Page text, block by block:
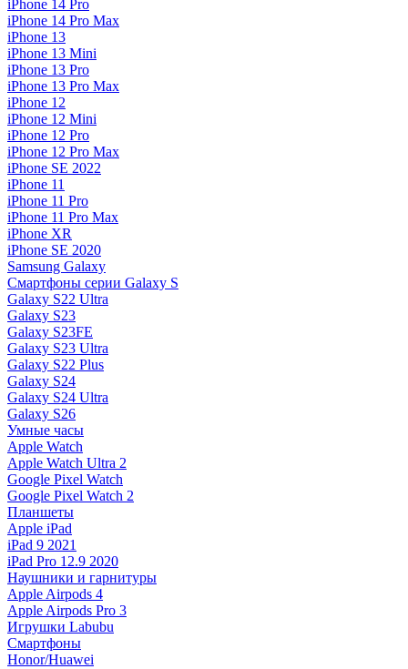
iPhone 14 Pro
iPhone 14 Pro Max
iPhone 13
iPhone 13 Mini
iPhone 13 Pro
iPhone 13 Pro Max
iPhone 12
iPhone 12 Mini
iPhone 12 Pro
iPhone 12 Pro Max
iPhone SE 2022
iPhone 11
iPhone 11 Pro
iPhone 11 Pro Max
iPhone XR
iPhone SE 2020
Samsung Galaxy
Смартфоны серии Galaxy S
Galaxy S22 Ultra
Galaxy S23
Galaxy S23FE
Galaxy S23 Ultra
Galaxy S22 Plus
Galaxy S24
Galaxy S24 Ultra
Galaxy S26
Умные часы
Apple Watch
Apple Watch Ultra 2
Google Pixel Watch
Google Pixel Watch 2
Планшеты
Apple iPad
iPad 9 2021
iPad Pro 12.9 2020
Наушники и гарнитуры
Apple Airpods 4
Apple Airpods Pro 3
Игрушки Labubu
Смартфоны
Honor/Huawei